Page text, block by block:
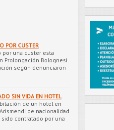
POR CUSTER
por una custer esta
Prolongación Bolognesi
según denunciaron
SIN VIDA EN HOTEL
de un hotel en
de nacionalidad
contratado por una